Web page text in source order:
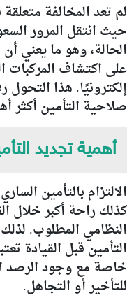
لم تعد المخالفة
حيث انتقل المرور
الحالة، وهو ما يعني أن
على اكتشاف المركبات
إلكترونيًا. هذا
صلاحية التأمين
أهمية تجديد
الالتزام بالتأمين
كذلك راحة أكبر خلال
النظامي المطلوب.
التأمين قبل القيادة
خاصة مع وجود الرصد
للتأخير أو التجاهل.